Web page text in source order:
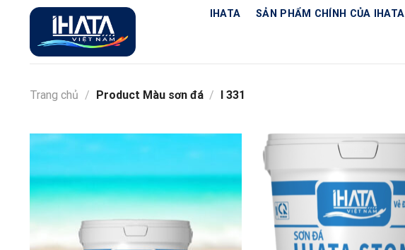
Chuyển
IHATA SẢN PHẨM CHÍNH CỦA IHATA
Trang chủ / Product Màu sơn đá / I 331